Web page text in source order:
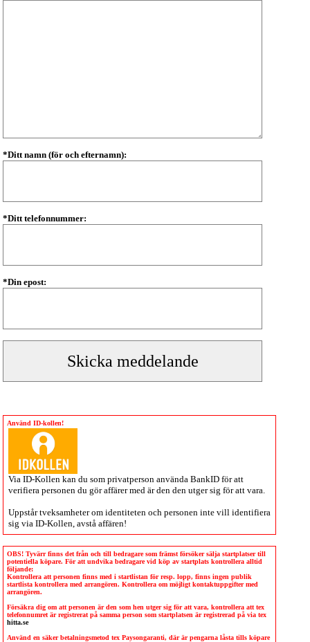
*Ditt namn (för och efternamn):
*Ditt telefonnummer:
*Din epost:
Använd ID-kollen!
Via ID-Kollen kan du som privatperson använda BankID för att
verifiera personen du gör affärer med är den den utger sig för att vara.
Uppstår tveksamheter om identiteten och personen inte vill identifiera
sig via ID-Kollen , avstå affären!
OBS! Tyvärr finns det från och till bedragare som främst försöker sälja startplatser till
potentiella köpare. För att undvika bedragare vid köp av startplats kontrollera alltid
följande:
Kontrollera att personen finns med i startlistan för resp. lopp, finns ingen publik
startlista kontrollera med arrangören. Kontrollera om möjligt kontaktuppgifter med
arrangören.
Försäkra dig om att personen är den som hen utger sig för att vara, kontrollera att tex
telefonnumret är registrerat på samma person som startplatsen är registrerad på via tex
hitta.se
Använd en säker betalningsmetod tex Paysongaranti, där är pengarna låsta tills köpare